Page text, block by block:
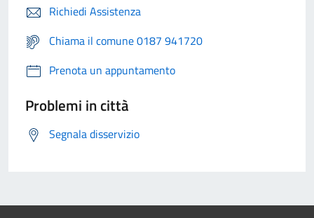
Richiedi Assistenza
Chiama il comune 0187 941720
Prenota un appuntamento
Problemi in città
Segnala disservizio